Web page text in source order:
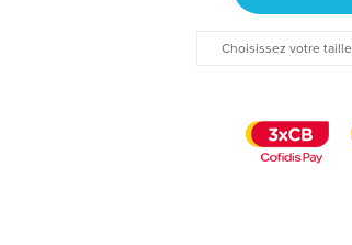
Choisissez votre taille